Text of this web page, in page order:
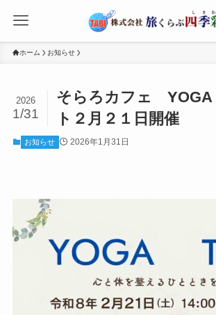
ホーム お知らせ
そらろカフェ YOGA
ト２月２１日開催
2026
1/31
お知らせ 2026年1月31日